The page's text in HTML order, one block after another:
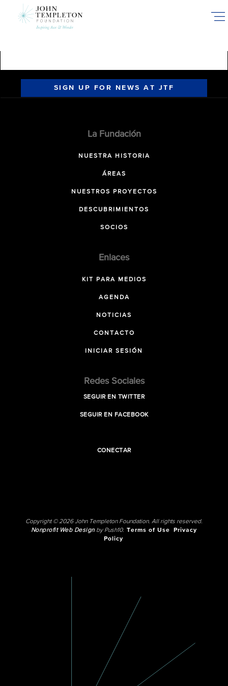
SIGN UP FOR NEWS AT JTF
La Fundación
NUESTRA HISTORIA
ÁREAS
NUESTROS PROYECTOS
DESCUBRIMIENTOS
SOCIOS
Enlaces
KIT PARA MEDIOS
AGENDA
NOTICIAS
CONTACTO
INICIAR SESIÓN
Redes Sociales
SEGUIR EN TWITTER
SEGUIR EN FACEBOOK
CONECTAR
Copyright © 2026 John Templeton Foundation. All rights reserved.
Nonprofit Web Designby Push10. Terms of Use
Privacy
Policy